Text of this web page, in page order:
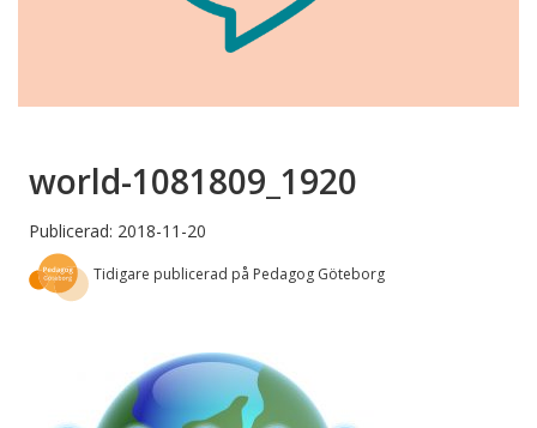
world-1081809_1920
Publicerad: 2018-11-20
Tidigare publicerad på Pedagog Göteborg